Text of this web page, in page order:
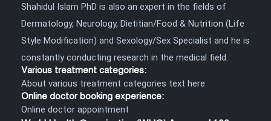
Shahidul Islam PhD is also an expert in the fields of
Dermatology, Neurology, Dietitian/Food & Nutrition (Life
Style Modification) and Sexology/Sex Specialist and he is
constantly conducting research in the medical field.
Various treatment categories:
About various treatment categories text here
Online doctor booking experience:
Online doctor appointment